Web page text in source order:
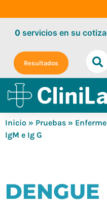
0servicios en su
Resultados
Inicio » Pruebas »
IgM e Ig G
DENGUE